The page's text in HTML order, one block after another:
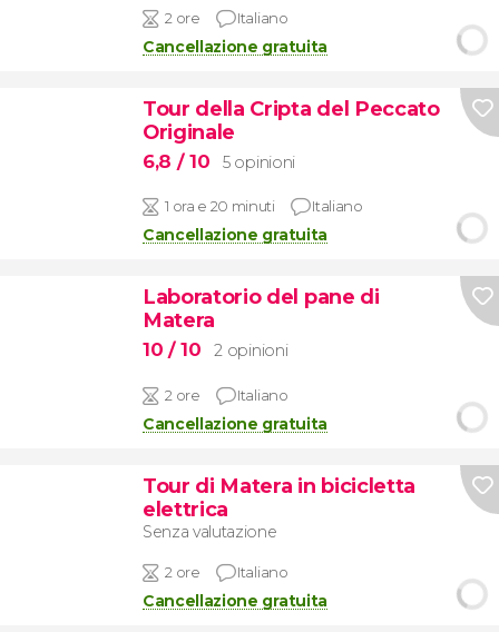
2 ore Italiano
Cancellazione gratuita
Tour della Cripta del Peccato
Originale
6,8 / 10 5 opinioni
1 ora e 20 minuti Italiano
Cancellazione gratuita
Laboratorio del pane di
Matera
10 / 10 2 opinioni
2 ore Italiano
Cancellazione gratuita
Tour di Matera in bicicletta
elettrica
Senza valutazione
2 ore Italiano
Cancellazione gratuita